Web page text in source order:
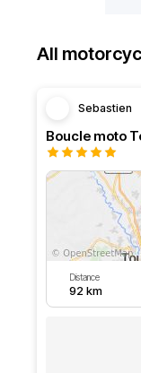
All
Sebastien
Distance
92 km